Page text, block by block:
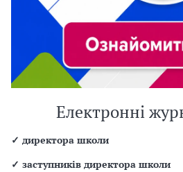
Електронні
✓ директора школи
✓ заступників директора школи